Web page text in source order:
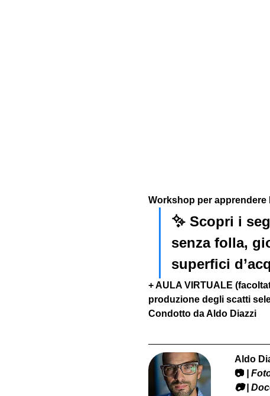
Workshop per
✨ Scopri i
senza folla,
superfici
+ AULA VIRTUALE
produzione degli scatti
Condotto da Aldo Diazzi
Aldo
📷 |
​📷 |